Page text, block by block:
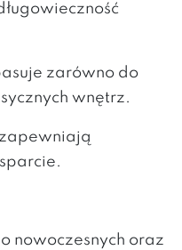
zarówno do
wnętrz.
nowoczesnych oraz